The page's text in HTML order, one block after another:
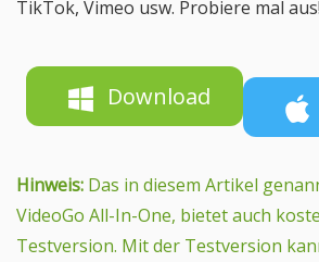
TikTok, Vimeo usw. Probiere mal aus!
Download
Hinweis: Das in diesem Artikel
VideoGo All-In-One, bietet auch
Testversion. Mit der Testversion